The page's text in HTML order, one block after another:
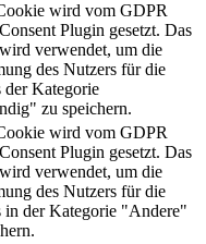
wird vom GDPR
Plugin gesetzt. Das
verwendet, um die
des Nutzers für die
der Kategorie
zu speichern.
wird vom GDPR
Plugin gesetzt. Das
verwendet, um die
des Nutzers für die
in der Kategorie "Andere"